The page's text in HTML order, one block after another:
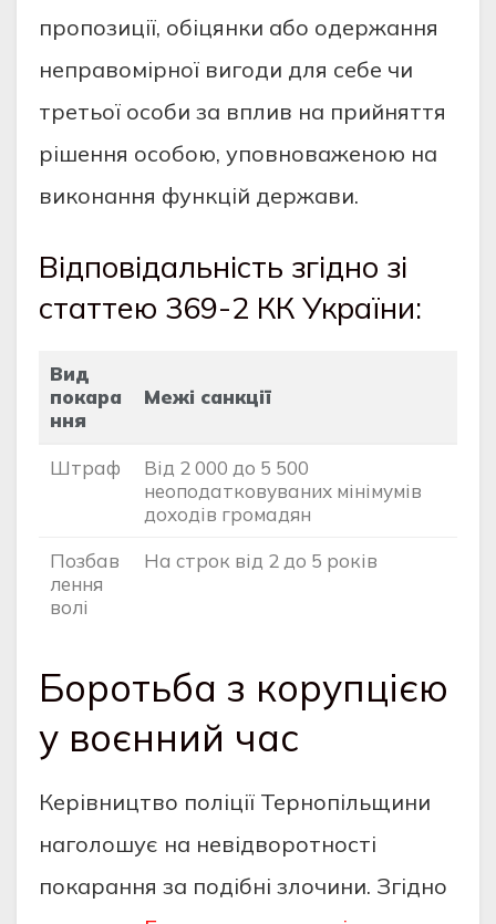
пропозиції, обіцянки або одержання
неправомірної вигоди для себе чи
третьої особи за вплив на прийняття
рішення особою, уповноваженою на
виконання функцій держави.
Відповідальність згідно зі
статтею 369-2 КК України:
Вид
покара
ння
Межі санкції
Штраф
Від 2 000 до 5 500
неоподатковуваних мінімумів
доходів громадян
Позбав
лення
волі
На строк від 2 до 5 років
Боротьба з корупцією
у воєнний час
Керівництво поліції Тернопільщини
наголошує на невідворотності
покарання за подібні злочини. Згідно